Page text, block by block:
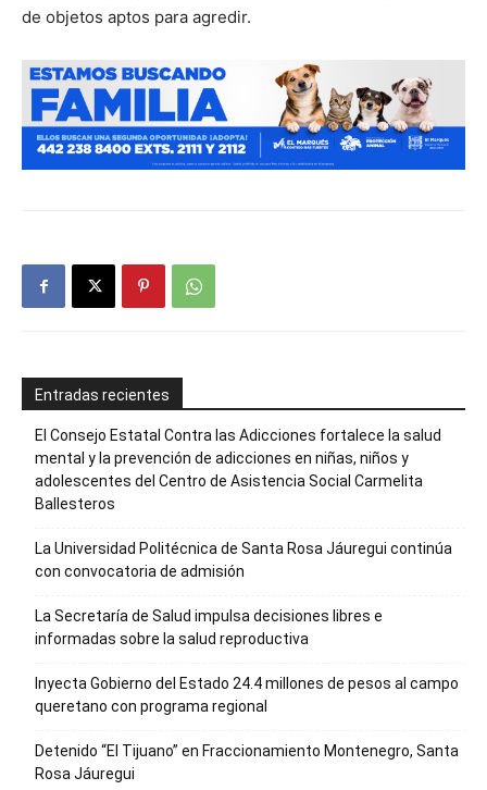
de objetos aptos para agredir.
Entradas recientes
El Consejo Estatal Contra las Adicciones fortalece la salud
mental y la prevención de adicciones en niñas, niños y
adolescentes del Centro de Asistencia Social Carmelita
Ballesteros
La Universidad Politécnica de Santa Rosa Jáuregui continúa
con convocatoria de admisión
La Secretaría de Salud impulsa decisiones libres e
informadas sobre la salud reproductiva
Inyecta Gobierno del Estado 24.4 millones de pesos al campo
queretano con programa regional
Detenido “El Tijuano” en Fraccionamiento Montenegro, Santa
Rosa Jáuregui